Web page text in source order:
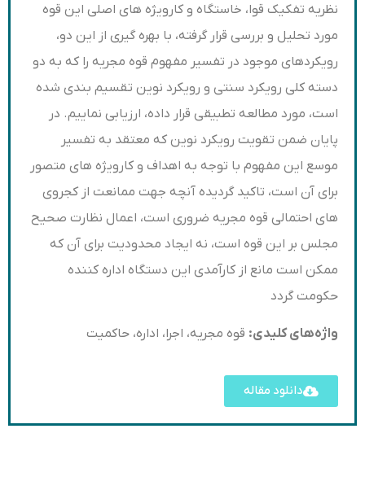
نظریه تفکیک قوا، خاستگاه و کارویژه های اصلی این قوه
مورد تحلیل و بررسی قرار گرفته، با بهره گیری از این دو،
رویکردهای موجود در تفسیر مفهوم قوه مجریه را که به دو
دسته کلی رویکرد سنتی و رویکرد نوین تقسیم بندی شده
است، مورد مطالعه تطبیقی قرار داده، ارزیابی نماییم. در
پایان ضمن تقویت رویکرد نوین که معتقد به تفسیر
موسع این مفهوم با توجه به اهداف و کارویژه های متصور
برای آن است، تاکید گردیده آنچه جهت ممانعت از کجروی
های احتمالی قوه مجریه ضروری است، اعمال نظارت صحیح
مجلس بر این قوه است، نه ایجاد محدودیت برای آن که
ممکن است مانع از کارآمدی این دستگاه اداره کننده
حکومت گردد
واژه‌های کلیدی: قوه مجریه، اجرا، اداره، حاکمیت
دانلود مقاله